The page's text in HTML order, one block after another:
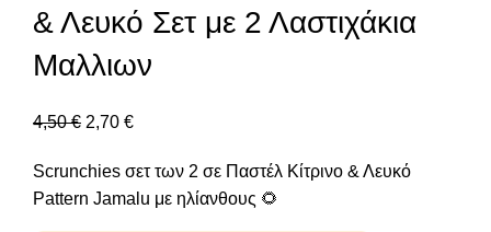
& Λευκό Σετ με 2 Λαστιχάκια
Μαλλιων
4,50€ 2,70 €
Scrunchies σετ των 2 σε Παστέλ Κίτρινο & Λευκό
Pattern Jamalu με ηλίανθους 🌻